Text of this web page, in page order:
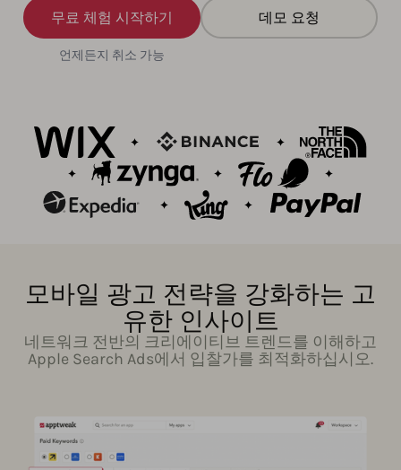
무료 체험 시작하기
언제든지 취소 가능
데모 요청
모바일 광고 전략을 강화하는 고
유한 인사이트
네트워크 전반의 크리에이티브 트렌드를 이해하고
Apple Search Ads에서 입찰가를 최적화하십시오.